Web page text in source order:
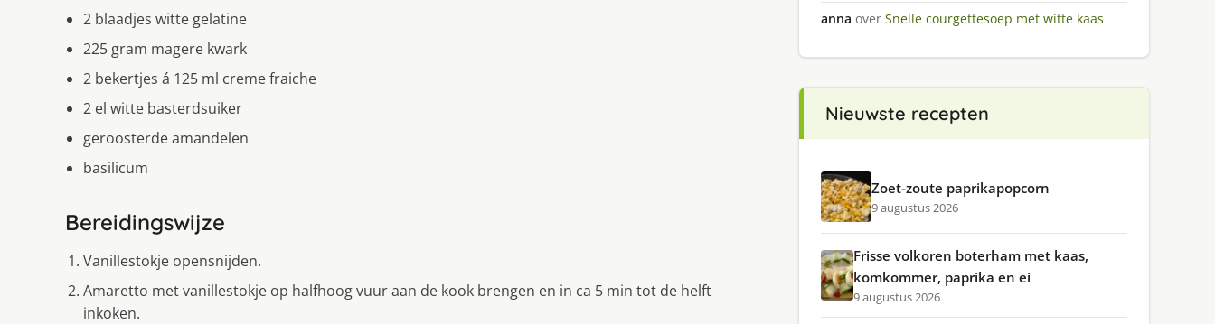
2 blaadjes witte gelatine
225 gram magere kwark
2 bekertjes á 125 ml creme fraiche
2 el witte basterdsuiker
geroosterde amandelen
basilicum
Bereidingswijze
Vanillestokje opensnijden.
Amaretto met vanillestokje op halfhoog vuur aan de kook brengen en in ca 5 min tot de helft
inkoken.
anna over Snelle courgettesoep met witte kaas
Nieuwste recepten
Zoet-zoute paprikapopcorn
9 augustus 2026
Frisse volkoren boterham met kaas,
komkommer, paprika en ei
9 augustus 2026